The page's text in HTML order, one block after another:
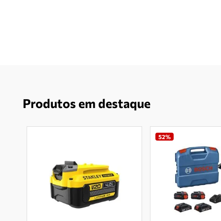
Produtos em destaque
52%